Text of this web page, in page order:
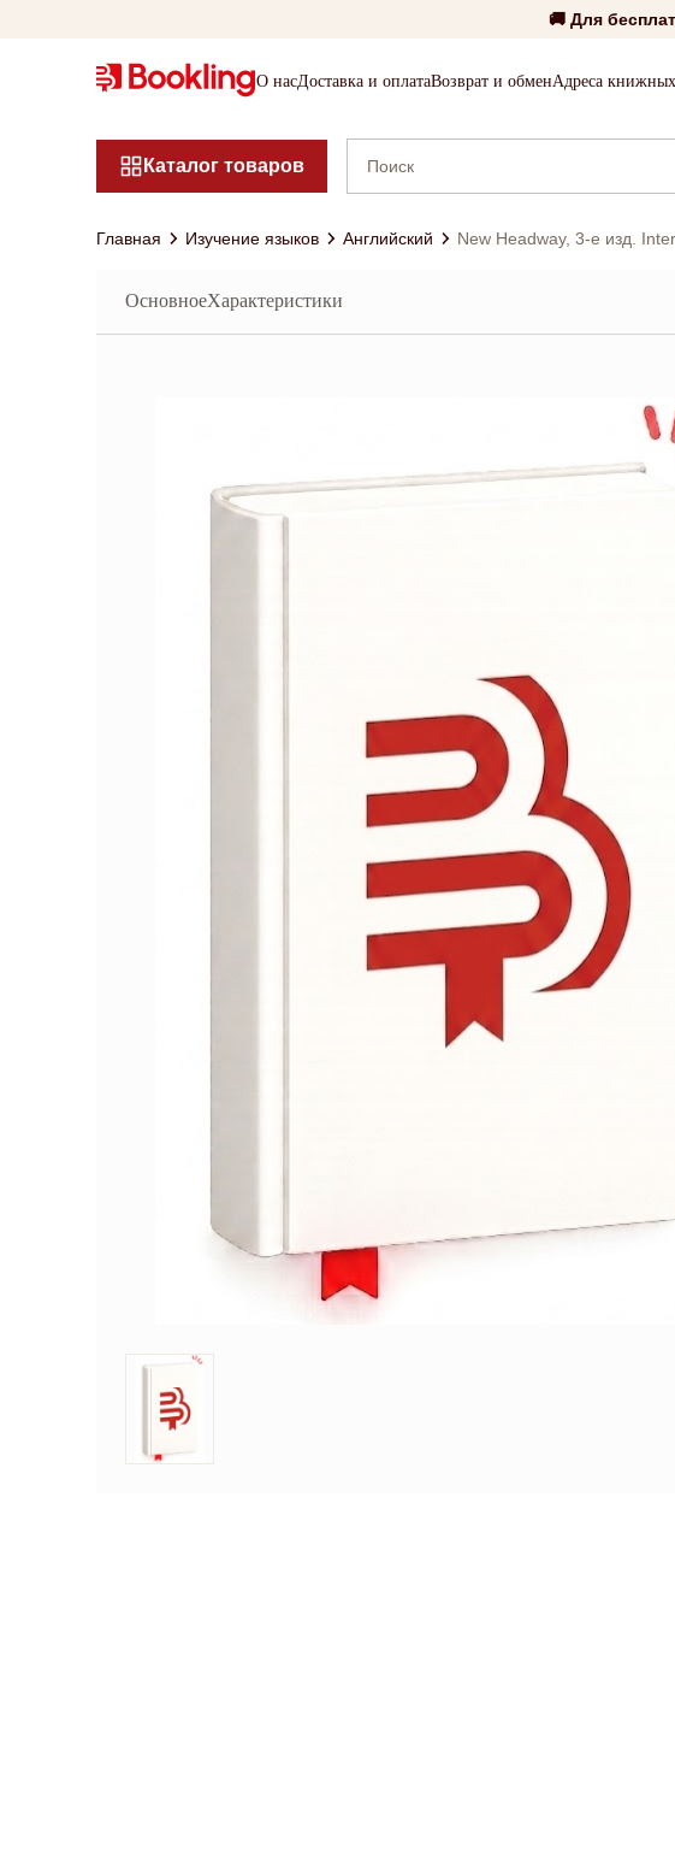
🚚 Для
О насДоставка и оплатаВозврат и обменАдреса
Каталог товаров
Главная Изучение языков Английский New Headway, 3-е изд.
ОсновноеХарактеристики